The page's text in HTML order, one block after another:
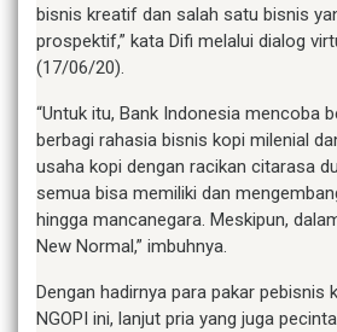
bisnis kreatif dan salah satu bisnis
prospektif,” kata Difi melalui dialog
(17/06/20).
“Untuk itu, Bank Indonesia mencoba
berbagi rahasia bisnis kopi milenial
usaha kopi dengan racikan citarasa
semua bisa memiliki dan
hingga mancanegara. Meskipun,
New Normal,” imbuhnya.
Dengan hadirnya para pakar pebisnis
NGOPI ini, lanjut pria yang juga